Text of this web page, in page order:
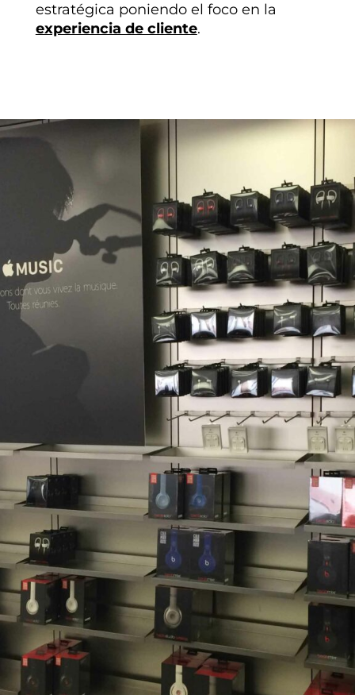
estratégica poniendo el foco en la
experiencia de cliente.